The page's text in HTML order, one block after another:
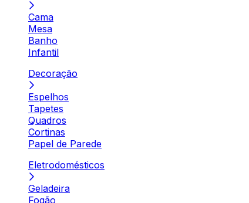
Cama
Mesa
Banho
Infantil
Decoração
Espelhos
Tapetes
Quadros
Cortinas
Papel de Parede
Eletrodomésticos
Geladeira
Fogão